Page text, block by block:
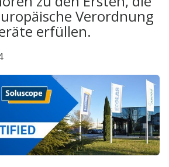
Verordnung
erfüllen.